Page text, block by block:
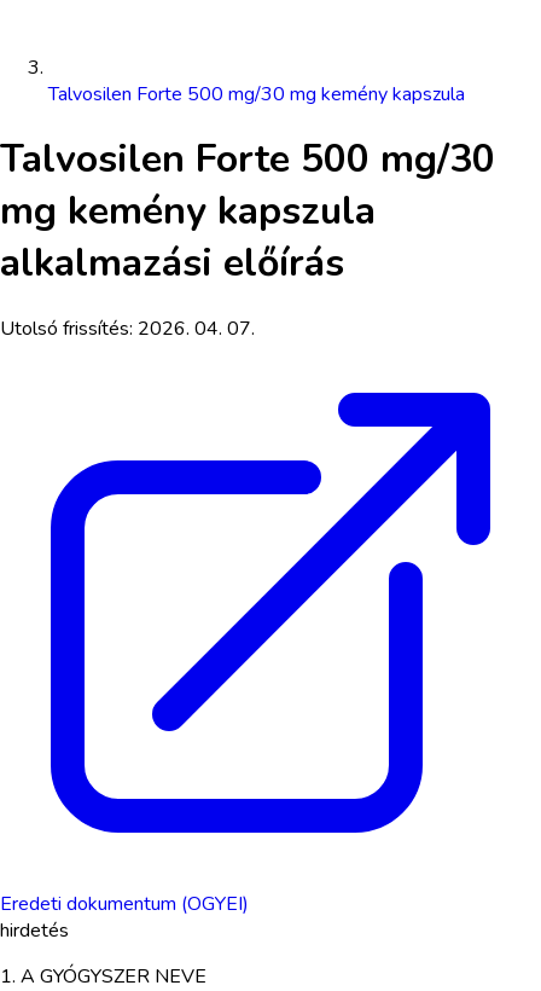
Talvosilen Forte 500 mg/30 mg kemény kapszula
Talvosilen Forte 500 mg/30
mg kemény kapszula
alkalmazási előírás
Utolsó frissítés: 2026. 04. 07.
Eredeti dokumentum (OGYEI)
hirdetés
1. A GYÓGYSZER NEVE